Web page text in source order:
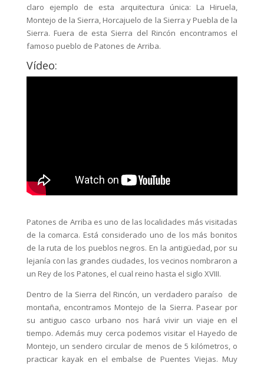
claro ejemplo de esta arquitectura única: La Hiruela,
Montejo de la Sierra, Horcajuelo de la Sierra y Puebla de la
Sierra. Fuera de esta Sierra del Rincón encontramos el
famoso pueblo de Patones de Arriba.
Vídeo:
Patones de Arriba es uno de las localidades más visitadas
de la comarca. Está considerado uno de los más bonitos
de la ruta de los pueblos negros. En la antigüedad, por su
lejanía con las grandes ciudades, los vecinos nombraron a
un Rey de los Patones, el cual reino hasta el siglo XVIII.
Dentro de la Sierra del Rincón, un verdadero paraíso de
montaña, encontramos Montejo de la Sierra. Pasear por
su antiguo casco urbano nos hará vivir un viaje en el
tiempo. Además muy cerca podemos visitar el Hayedo de
Montejo, un sendero circular de menos de 5 kilómetros, o
practicar kayak en el embalse de Puentes Viejas. Muy